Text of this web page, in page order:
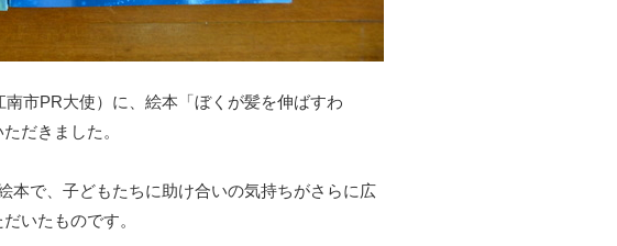
市PR大使）に、絵本「ぼくが髪を伸ばすわ
だきました。
で、子どもたちに助け合いの気持ちがさらに広
いたものです。